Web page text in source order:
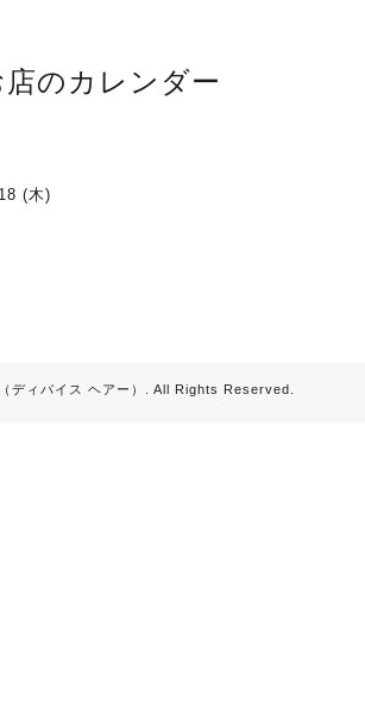
店のカレンダー
(木)
ディバイス ヘアー） . All Rights Reserved.